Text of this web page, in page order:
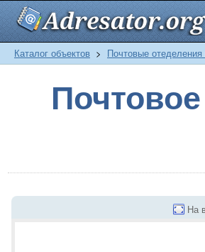
Каталог объектов > Почтовые
На